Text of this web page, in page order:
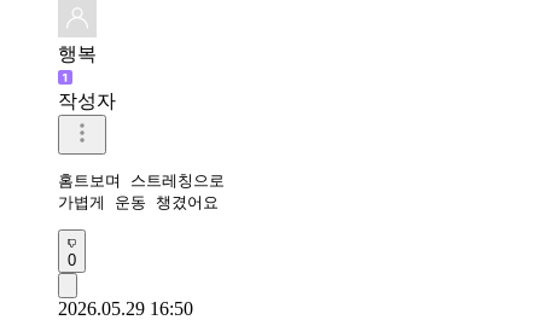
행복
작성자
홈트보며 스트레칭으로
가볍게 운동 챙겼어요
0
2026.05.29 16:50